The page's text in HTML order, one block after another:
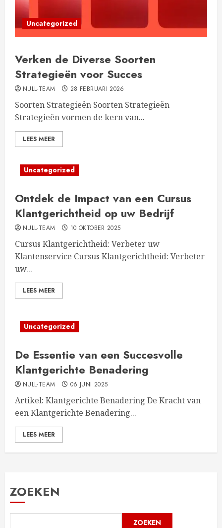
Uncategorized
Verken de Diverse Soorten
Strategieën voor Succes
NULL-TEAM 28 FEBRUARI 2026
Soorten Strategieën Soorten Strategieën
Strategieën vormen de kern van...
LEES MEER
Uncategorized
Ontdek de Impact van een Cursus
Klantgerichtheid op uw Bedrijf
NULL-TEAM 10 OKTOBER 2025
Cursus Klantgerichtheid: Verbeter uw
Klantenservice Cursus Klantgerichtheid: Verbeter
uw...
LEES MEER
Uncategorized
De Essentie van een Succesvolle
Klantgerichte Benadering
NULL-TEAM 06 JUNI 2025
Artikel: Klantgerichte Benadering De Kracht van
een Klantgerichte Benadering...
LEES MEER
ZOEKEN
ZOEKEN